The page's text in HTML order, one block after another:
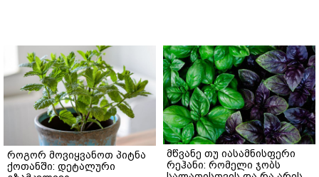
როგორ მოვიყვანოთ პიტნა
ქოთანში: დეტალური
მწვანე თუ იასამნისფერი
რეჰანი: რომელი ჯობს